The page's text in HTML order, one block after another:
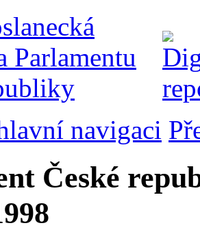
navigaci
České